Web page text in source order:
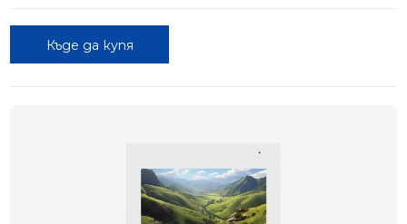
Къде да купя